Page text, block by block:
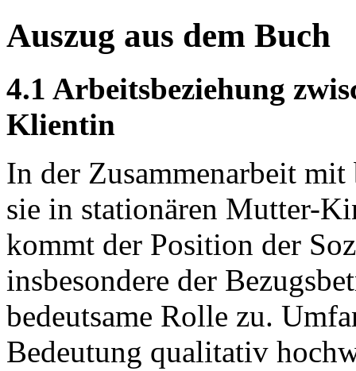
Auszug aus dem Buch
4.1 Arbeitsbeziehung
Klientin
In der Zusammenarbeit
sie in stationären Mutter-
kommt der Position der
insbesondere der
bedeutsame Rolle zu.
Bedeutung qualitativ